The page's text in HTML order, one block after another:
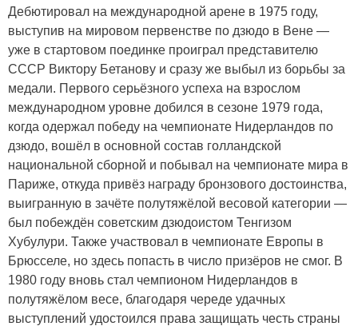
Дебютировал на международной арене в 1975 году,
выступив на мировом первенстве по дзюдо в Вене —
уже в стартовом поединке проиграл представителю
СССР Виктору Бетанову и сразу же выбыл из борьбы за
медали. Первого серьёзного успеха на взрослом
международном уровне добился в сезоне 1979 года,
когда одержал победу на чемпионате Нидерландов по
дзюдо, вошёл в основной состав голландской
национальной сборной и побывал на чемпионате мира в
Париже, откуда привёз награду бронзового достоинства,
выигранную в зачёте полутяжёлой весовой категории —
был побеждён советским дзюдоистом Тенгизом
Хубулури. Также участвовал в чемпионате Европы в
Брюсселе, но здесь попасть в число призёров не смог. В
1980 году вновь стал чемпионом Нидерландов в
полутяжёлом весе, благодаря череде удачных
выступлений удостоился права защищать честь страны